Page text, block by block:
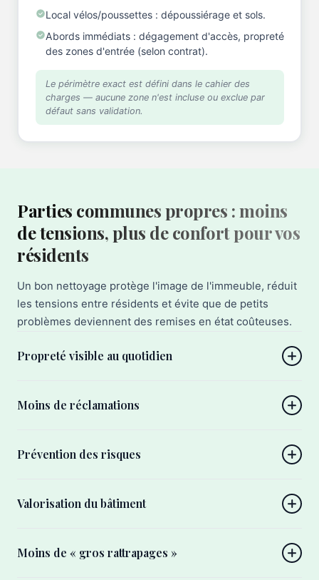
Local vélos/poussettes : dépoussiérage et sols.
Abords immédiats : dégagement d'accès, propreté
des zones d'entrée (selon contrat).
Le périmètre exact est défini dans le cahier des
charges — aucune zone n'est incluse ou exclue par
défaut sans validation.
Parties communes propres : moins
de tensions, plus de confort pour vos
résidents
Un bon nettoyage protège l'image de l'immeuble, réduit
les tensions entre résidents et évite que de petits
problèmes deviennent des remises en état coûteuses.
Propreté visible au quotidien
Moins de réclamations
Prévention des risques
Valorisation du bâtiment
Moins de « gros rattrapages »